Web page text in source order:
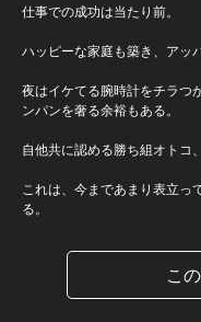
仕事での成功は当たり前。
ハッピーな家庭も築き、アッ
夜はイケてる腕時計をチラつ
ンパンを奢る余裕もある。
自他共に認める勝ち組オトコ
これは、今まであまり表立っ
る。
こ